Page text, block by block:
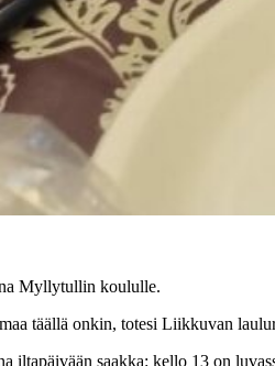
Myllytullin koululle.
täällä onkin, totesi Liikkuvan
saakka: kello 13 on